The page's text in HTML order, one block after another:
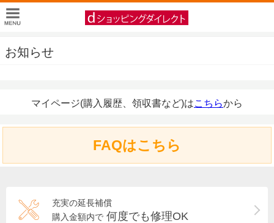
お知らせ
マイページ(購入履歴、領収書など)はこちらから
FAQはこちら
充実の延長補償
購入金額内で 何度でも修理OK